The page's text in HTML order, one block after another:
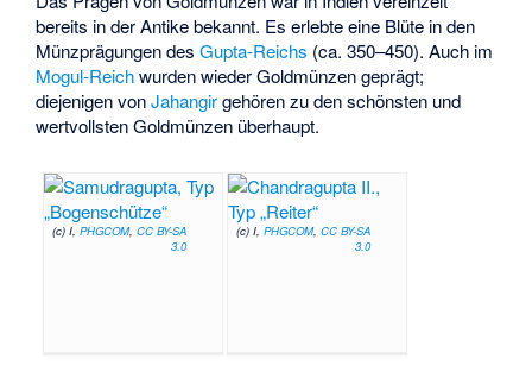
bereits in der Antike bekannt. Es erlebte eine Blüte in den
Münzprägungen desGupta-Reichs (ca. 350–450). Auch im
Mogul-Reichwurden wieder Goldmünzen geprägt;
diejenigen vonJahangirgehören zu den schönsten und
wertvollsten Goldmünzen überhaupt.
(c) I, PHGCOM, CC BY-SA
3.0
(c) I, PHGCOM, CC BY-SA
3.0